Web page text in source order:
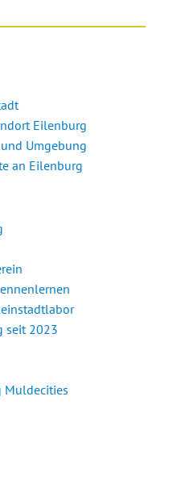
Eilenburg
Umgebung
an Eilenburg
seit 2023
Muldecities